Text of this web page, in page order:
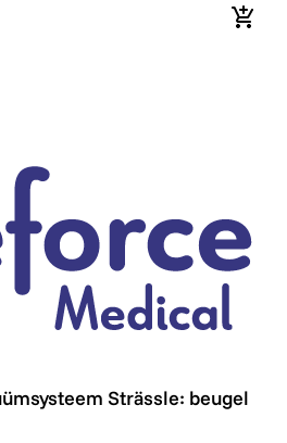
In
Strässle: beugel
Strässle: beugel